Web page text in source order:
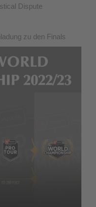
Dispute
zu den Finals